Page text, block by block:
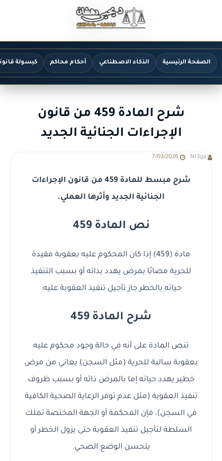
الصفحة الرئيسية الذكاء الاصطناعي أحكام محاكم كبسولة
شرح المادة 459 من قانون
الإجراءات الجنائية الجديد
Nt3ga
7/03/2026
شرح مبسط للمادة 459 من قانون الإجراءات
الجنائية الجديد وأثرها العملي.
نص المادة 459
مادة (459) إذا كان المحكوم عليه بعقوبة مقيدة
للحرية مصابًا بمرض يهدد بذاته أو بسبب التنفيذ
حياته بالخطر جاز تأجيل تنفيذ العقوبة عليه.
شرح المادة 459
تنص المادة على أنه في حالة وجود محكوم عليه
بعقوبة سالبة للحرية (مثل السجن) يعاني من مرض
خطير يهدد حياته إما بالمرض ذاته أو بسبب ظروف
تنفيذ العقوبة (مثل عدم توفر الرعاية الصحية الكافية
في السجن)، فإن المحكمة أو الجهة المختصة تملك
السلطة لتأجيل تنفيذ العقوبة حتى يزول الخطر أو
يتحسن الوضع الصحي.